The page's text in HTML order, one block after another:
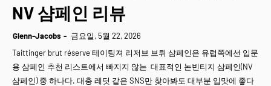
NV 샴페인 리뷰
Glenn-Jacobs
금요일, 5월 22, 2026
Taittinger brut réserve 테이팅져 리저브 브뤼 샴페인은 유럽쪽에선 입문
용 샴페인 추천 리스트에서 빠지지 않는 대표적인 논빈티지 샴페인(NV
샴페인) 중 하나다. 대충 레딧 같은 SNS만 찾아봐도 대부분 입맛에 좋다